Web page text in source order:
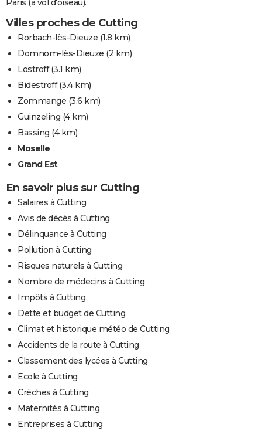
Paris (à vol d'oiseau).
Villes proches de Cutting
Rorbach-lès-Dieuze (1.8 km)
Domnom-lès-Dieuze (2 km)
Lostroff(3.1 km)
Bidestroff(3.4 km)
Zommange (3.6 km)
Guinzeling (4 km)
Bassing (4 km)
Moselle
Grand Est
En savoir plus sur Cutting
Salaires à Cutting
Avis de décès à Cutting
Délinquance à Cutting
Pollution à Cutting
Risques naturels à Cutting
Nombre de médecins à Cutting
Impôts à Cutting
Dette et budget de Cutting
Climat et historique météo de Cutting
Accidents de la route à Cutting
Classement des lycées à Cutting
Ecole à Cutting
Crèches à Cutting
Maternités à Cutting
Entreprises à Cutting